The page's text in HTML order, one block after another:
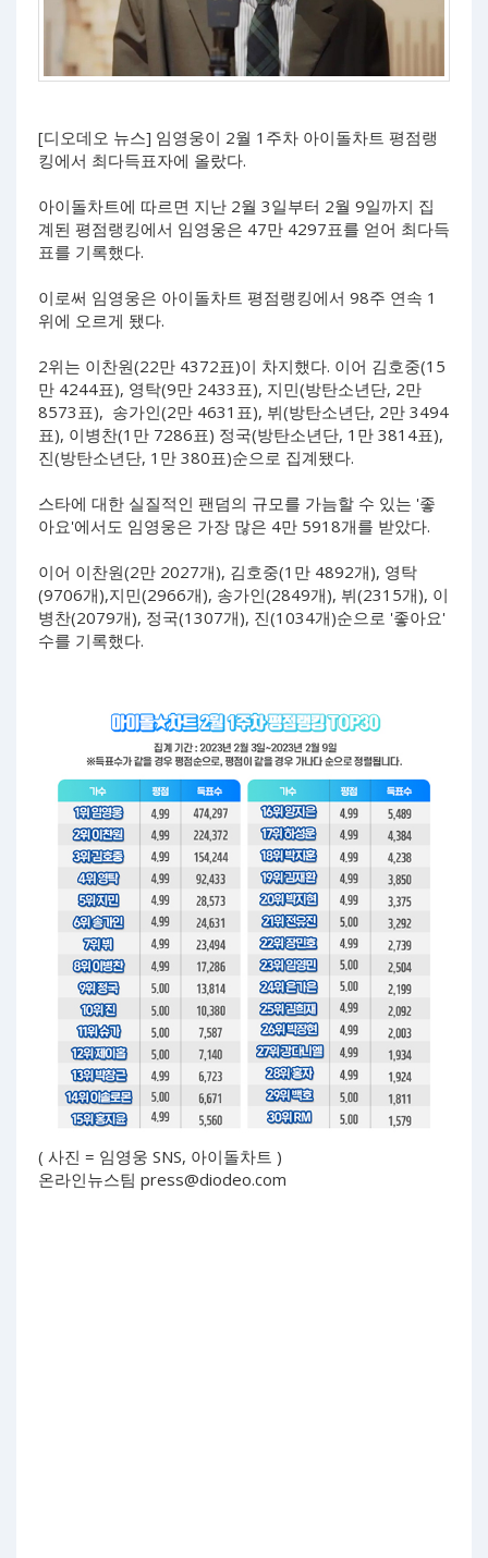
[디오데오 뉴스] 임영웅이 2월 1주차 아이돌차트 평점랭
킹에서 최다득표자에 올랐다.
아이돌차트에 따르면 지난 2월 3일부터 2월 9일까지 집
계된 평점랭킹에서 임영웅은 47만 4297표를 얻어 최다득
표를 기록했다.
이로써 임영웅은 아이돌차트 평점랭킹에서 98주 연속 1
위에 오르게 됐다.
2위는 이찬원(22만 4372표)이 차지했다. 이어 김호중(15
만 4244표), 영탁(9만 2433표), 지민(방탄소년단, 2만
8573표), 송가인(2만 4631표), 뷔(방탄소년단, 2만 3494
표), 이병찬(1만 7286표) 정국(방탄소년단, 1만 3814표),
진(방탄소년단, 1만 380표)순으로 집계됐다.
스타에 대한 실질적인 팬덤의 규모를 가늠할 수 있는 '좋
아요'에서도 임영웅은 가장 많은 4만 5918개를 받았다.
이어 이찬원(2만 2027개), 김호중(1만 4892개), 영탁
(9706개),지민(2966개), 송가인(2849개), 뷔(2315개), 이
병찬(2079개), 정국(1307개), 진(1034개)순으로 '좋아요'
수를 기록했다.
( 사진 = 임영웅 SNS, 아이돌차트 )
온라인뉴스팀 press@diodeo.com